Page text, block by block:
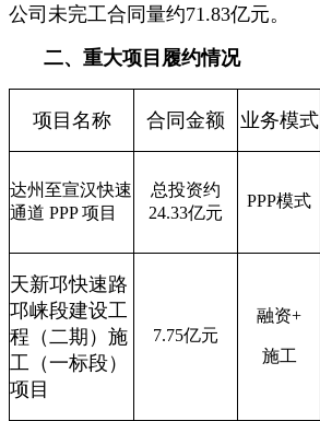
公司未完工合同量约71.83亿元。
二、重大项目履约情况
项目名称 合同金额 业务模式
达州至宣汉快速
通道 PPP项目
总投资约
24.33亿元
PPP模式
天新邛快速路
邛崃段建设工
程（二期）施
工（一标段）
项目
7.75亿元
融资+
施工